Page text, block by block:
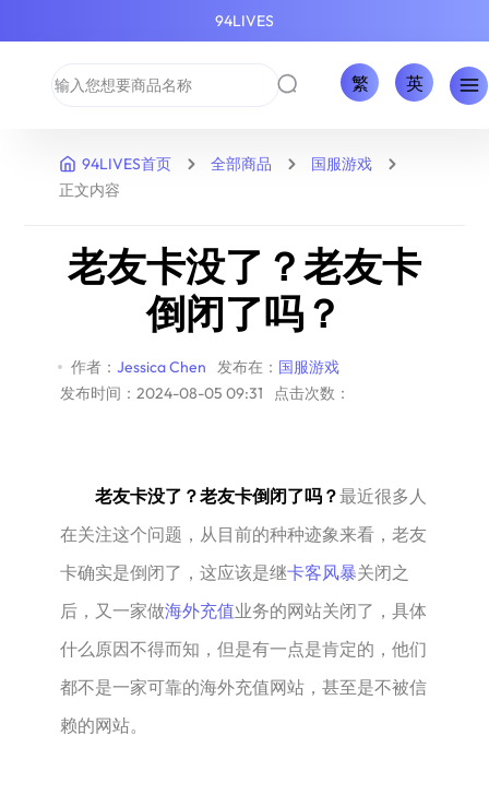
94LIVES
繁 英
94LIVES首页 全部商品
国服游戏
正文内容
老友卡没了？老友卡
倒闭了吗？
作者： Jessica Chen 发布在： 国服游戏
发布时间：2024-08-05 09:31
点击次数：
老友卡没了？老友卡倒闭了吗？最近很多人
在关注这个问题，从目前的种种迹象来看，老友
卡确实是倒闭了，这应该是继卡客风暴关闭之
后，又一家做海外充值业务的网站关闭了，具体
什么原因不得而知，但是有一点是肯定的，他们
都不是一家可靠的海外充值网站，甚至是不被信
赖的网站。